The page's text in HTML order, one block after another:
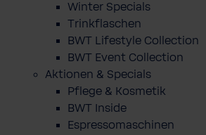
Winter Specials
Trinkflaschen
BWT Lifestyle Collection
BWT Event Collection
Aktionen & Specials
Pflege & Kosmetik
BWT Inside
Espressomaschinen